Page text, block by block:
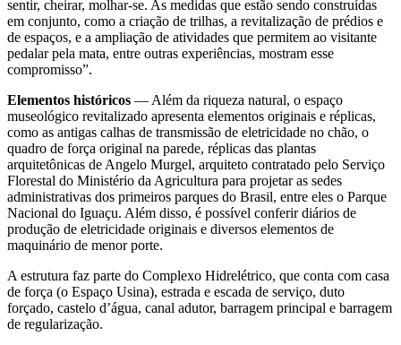
sentir, cheirar, molhar-se. As medidas que estão sendo construídas
em conjunto, como a criação de trilhas, a revitalização de prédios e
de espaços, e a ampliação de atividades que permitem ao visitante
pedalar pela mata, entre outras experiências, mostram esse
compromisso”.
Elementos históricos — Além da riqueza natural, o espaço
museológico revitalizado apresenta elementos originais e réplicas,
como as antigas calhas de transmissão de eletricidade no chão, o
quadro de força original na parede, réplicas das plantas
arquitetônicas de Angelo Murgel, arquiteto contratado pelo Serviço
Florestal do Ministério da Agricultura para projetar as sedes
administrativas dos primeiros parques do Brasil, entre eles o Parque
Nacional do Iguaçu. Além disso, é possível conferir diários de
produção de eletricidade originais e diversos elementos de
maquinário de menor porte.
A estrutura faz parte do Complexo Hidrelétrico, que conta com casa
de força (o Espaço Usina), estrada e escada de serviço, duto
forçado, castelo d’água, canal adutor, barragem principal e barragem
de regularização.